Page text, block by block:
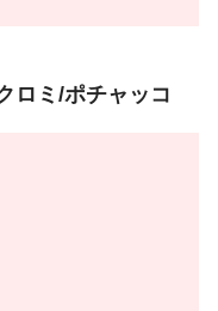
ロミ/ポチャッコ